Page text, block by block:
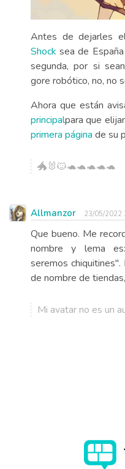
Antes de dejarles
Shock sea de
segunda, por si
gore robótico, no, no
Ahora que están
principalpara que
primera página de su
🐲🐰🐱🐢🐢🐢🐢🐢
Allmanzor 23/05/2022
Que bueno. Me
nombre y lema
seremos
de nombre de
Mi avatar no es un